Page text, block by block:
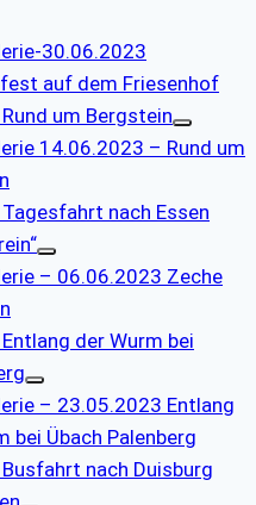
30.06.2023
auf dem Friesenhof
um Bergstein
14.06.2023 – Rund um
nach Essen
– 06.06.2023 Zeche
der Wurm bei
– 23.05.2023 Entlang
bei Übach Palenberg
nach Duisburg